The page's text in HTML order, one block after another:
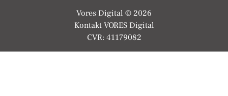
Vores Digital © 2026
Kontakt VORES Digital
CVR: 41179082